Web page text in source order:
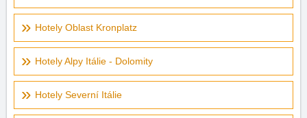
Hotely Oblast Kronplatz
Hotely Alpy Itálie - Dolomity
Hotely Severní Itálie